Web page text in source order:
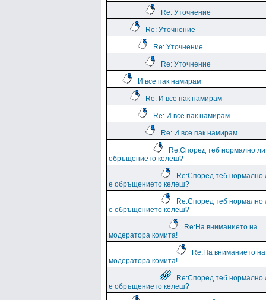
Re: Уточнение
Re: Уточнение
Re: Уточнение
Re: Уточнение
И все пак намирам
Re: И все пак намирам
Re: И все пак намирам
Re: И все пак намирам
Re:Според теб нормално
обръщението келеш?
Re:Според теб нормално
е обръщението келеш?
Re:Според теб нормално
е обръщението келеш?
Re:На вниманието на
модератора комита!
Re:На вниманието на
модератора комита!
Re:Според теб нормално
е обръщението келеш?